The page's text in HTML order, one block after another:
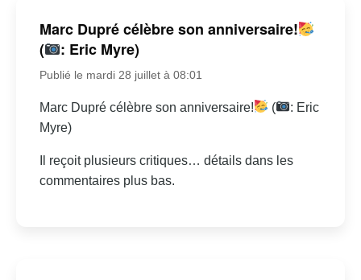
Marc Dupré célèbre son anniversaire!
(
: Eric Myre)
Publié le mardi 28 juillet à 08:01
Marc Dupré célèbre son anniversaire! (
: Eric
Myre)
Il reçoit plusieurs critiques… détails dans les
commentaires plus bas.